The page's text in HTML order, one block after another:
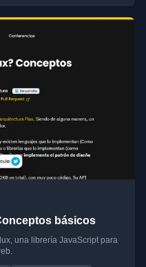
básicos
una librería JavaScript para